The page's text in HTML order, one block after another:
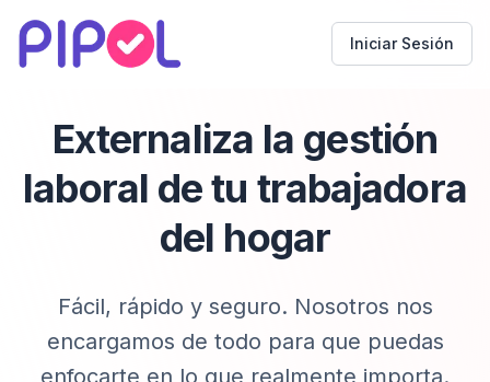
Iniciar Sesión
Externaliza la gestión
laboral de tu trabajadora
del hogar
Fácil, rápido y seguro. Nosotros nos
encargamos de todo para que puedas
enfocarte en lo que realmente importa.